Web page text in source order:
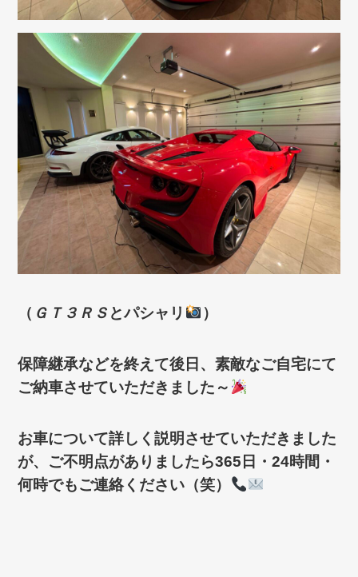
（ ＧＴ３ＲＳ とパシャリ ）
保障継承などを終えて後日、素敵なご自宅にて
ご納車させていただきました～
お車について詳しく説明させていただきました
が、ご不明点がありましたら365日・24時間・
何時でもご連絡ください（笑）